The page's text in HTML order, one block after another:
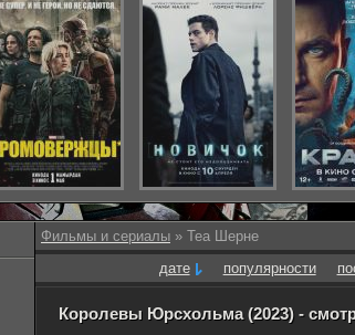
Фильмы и сериалы » Теа Шерне
дате
популярности
Королевы Юрсхольма (2023) -